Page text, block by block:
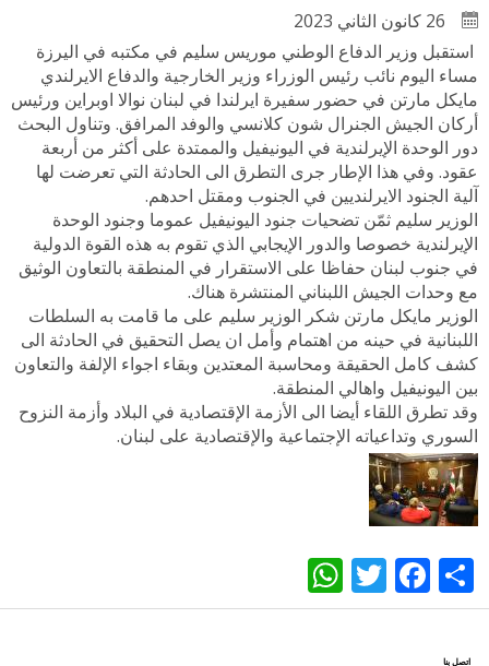
استقبل وزير الدفاع الوطني موريس سليم في مكتبه في اليرزة
مساء اليوم نائب رئيس الوزراء وزير الخارجية والدفاع الايرلندي
مايكل مارتن في حضور سفيرة ايرلندا في لبنان نوالا اوبراين ورئيس
أركان الجيش الجنرال شون كلانسي والوفد المرافق. وتناول البحث
دور الوحدة الإيرلندية في اليونيفيل والممتدة على أكثر من أربعة
عقود. وفي هذا الإطار جرى التطرق الى الحادثة التي تعرضت لها
آلية الجنود الايرلنديين في الجنوب ومقتل احدهم.
الوزير سليم ثمّن تضحيات جنود اليونيفيل عموما وجنود الوحدة
الإيرلندية خصوصا والدور الإيجابي الذي تقوم به هذه القوة الدولية
في جنوب لبنان حفاظا على الاستقرار في المنطقة بالتعاون الوثيق
مع وحدات الجيش اللبناني المنتشرة هناك.
الوزير مايكل مارتن شكر الوزير سليم على ما قامت به السلطات
اللبنانية في حينه من اهتمام وأمل ان يصل التحقيق في الحادثة الى
كشف كامل الحقيقة ومحاسبة المعتدين وبقاء اجواء الإلفة والتعاون
بين اليونيفيل واهالي المنطقة.
وقد تطرق اللقاء أيضا الى الأزمة الإقتصادية في البلاد وأزمة النزوح
السوري وتداعياته الإجتماعية والإقتصادية على لبنان.
Share
Facebook
Twitter
اتصل بنا